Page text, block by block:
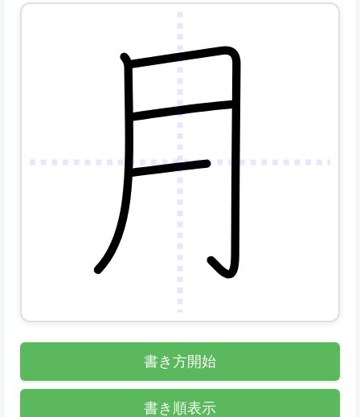
書き方開始
書き順表示